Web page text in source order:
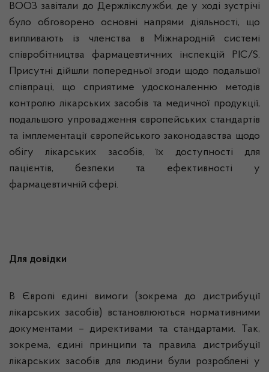
ВООЗ завітали до Держлікслужби, де у ході зустрічі
було обговорено основні напрями діяльності, що
випливають із членства в Міжнародній системі
співробітництва фармацевтичних інспекцій PIC/S.
Присутні дійшли попередньої згоди щодо подальшої
співпраці, що сприятиме удосконаленню методів
контролю лікарських засобів та медичної продукції,
подальшого упровадження європейських стандартів
та імплементації європейського законодавства щодо
обігу лікарських засобів, їх доступності для
пацієнтів, безпеки та ефективності у
фармацевтичній сфері.
Для довідки
В Європі єдині вимоги (зокрема до дистрибуції
лікарських засобів) встановлюються нормативними
документами – директивами та стандартами. Так,
зокрема, єдині принципи та правила дистрибуції
лікарських засобів для людини були розроблені у